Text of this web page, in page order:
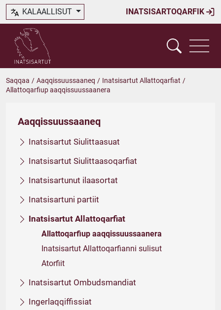
INATSISARTOQARFIK
KALAALLISUT
Saqqaa / Aaqqissuussaaneq / Inatsisartut Allattoqarfiat /
Allattoqarfiup aaqqissuussaanera
Aaqqissuussaaneq
Inatsisartut Siulittaasuat
Inatsisartut Siulittaasoqarfiat
Inatsisartunut ilaasortat
Inatsisartuni partiit
Inatsisartut Allattoqarfiat
Allattoqarfiup aaqqissuussaanera
Inatsisartut Allattoqarfianni sulisut
Atorfiit
Inatsisartut Ombudsmandiat
Ingerlaqqiffissiat